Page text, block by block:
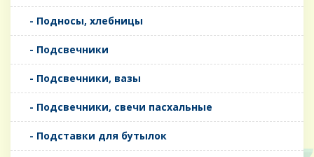
- Подносы, хлебницы
- Подсвечники
- Подсвечники, вазы
- Подсвечники, свечи пасхальные
- Подставки для бутылок